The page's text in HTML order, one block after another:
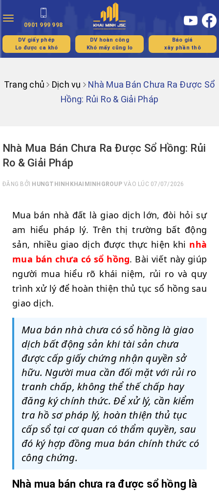
Toggle
navigation
0901 999 998
DV giấy phép
Lo được ca khó
DV hoàn công
Khó mấy cũng lo
Báo giá
xây phần thô
Trang chủ Dịch vụ
Nhà Mua Bán Chưa Ra Được Sổ
Hồng: Rủi Ro & Giải Pháp
Nhà Mua Bán Chưa Ra Được Sổ Hồng: Rủi
Ro & Giải Pháp
ĐĂNG BỞI HUNGTHINHKHAIMINHGROUPVÀO LÚC 07/07/2026
Mua bán nhà đất là giao dịch lớn, đòi hỏi sự
am hiểu pháp lý. Trên thị trường bất động
sản, nhiều giao dịch được thực hiện khi nhà
mua bán chưa có sổ hồng. Bài viết này giúp
người mua hiểu rõ khái niệm, rủi ro và quy
trình xử lý để hoàn thiện thủ tục sổ hồng sau
giao dịch.
Mua bán nhà chưa có sổ hồng là giao
dịch bất động sản khi tài sản chưa
được cấp giấy chứng nhận quyền sở
hữu. Người mua cần đối mặt với rủi ro
tranh chấp, không thể thế chấp hay
đăng ký chính thức. Để xử lý, cần kiểm
tra hồ sơ pháp lý, hoàn thiện thủ tục
cấp sổ tại cơ quan có thẩm quyền, sau
đó ký hợp đồng mua bán chính thức có
công chứng.
Nhà mua bán chưa ra được sổ hồng là